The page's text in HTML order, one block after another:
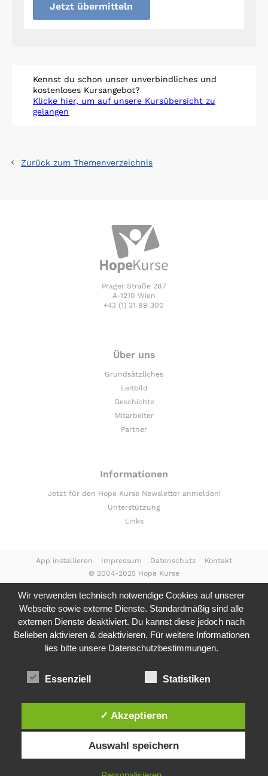
Jetzt übermitteln
Kennst du schon unser unverbindliches und
kostenloses Kursangebot?
Klicke hier, um auf unsere Kursübersicht zu
gelangen
Zurück zum Themenverzeichnis
Prager Straße 287
A-1210 Wien
+43 (1) 31 99 300
Über uns
Grundsätzliches
Leitbild
Geschichte
Mitarbeiter
Partner
Informationen
Jetzt für den Hope Kurse Newsletter anmelden!
Unterstützung
Links
© 2004-2025 Hope Kurse
App installieren Impressum Datenschutz Kontakt
Wir verwenden technisch notwendige Cookies auf unserer
Webseite sowie externe Dienste. Standardmäßig sind alle
externen Dienste deaktiviert. Du kannst diese jedoch nach
Belieben aktivieren & deaktivieren. Für weitere Informationen
lies bitte unsere Datenschutzbestimmungen.
Essenziell Statistiken
✓ Akzeptieren
Auswahl speichern